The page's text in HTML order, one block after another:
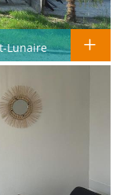
Lunaire